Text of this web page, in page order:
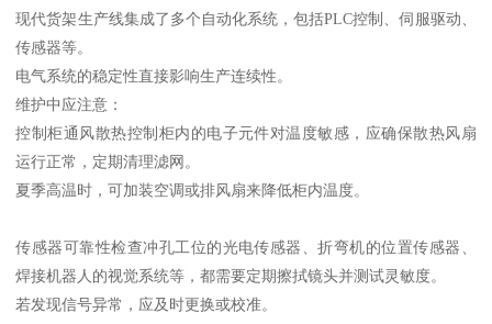
现代货架生产线集成了多个自动化系统，包括PLC控制、伺服驱动、
传感器等。
电气系统的稳定性直接影响生产连续性。
维护中应注意：
控制柜通风散热控制柜内的电子元件对温度敏感，应确保散热风扇
运行正常，定期清理滤网。
夏季高温时，可加装空调或排风扇来降低柜内温度。
传感器可靠性检查冲孔工位的光电传感器、折弯机的位置传感器、
焊接机器人的视觉系统等，都需要定期擦拭镜头并测试灵敏度。
若发现信号异常，应及时更换或校准。